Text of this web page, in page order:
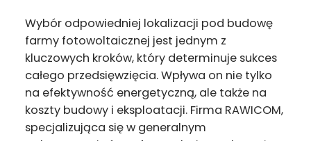
Wybór odpowiedniej lokalizacji pod budowę
farmy fotowoltaicznej jest jednym z
kluczowych kroków, który determinuje sukces
całego przedsięwzięcia. Wpływa on nie tylko
na efektywność energetyczną, ale także na
koszty budowy i eksploatacji. Firma RAWICOM,
specjalizująca się w generalnym